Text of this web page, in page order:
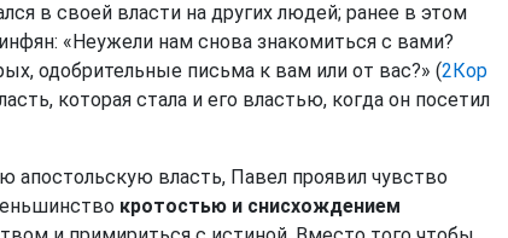
в своей власти на других людей; ранее в этом
«Неужели нам снова знакомиться с вами?
одобрительные письма к вам или от вас?» (2Кор
которая стала и его властью, когда он посетил
власть, Павел проявил чувство
кротостью и снисхождением